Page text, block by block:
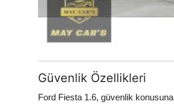
Güvenlik Özellikleri
Ford Fiesta 1.6, güvenlik